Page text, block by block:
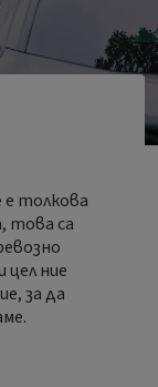
толкова
това са
цел ние
за да